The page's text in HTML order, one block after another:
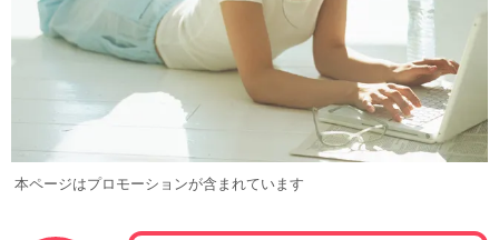
本ページはプロモーションが含まれています